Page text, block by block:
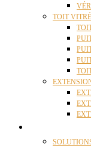
TOIT